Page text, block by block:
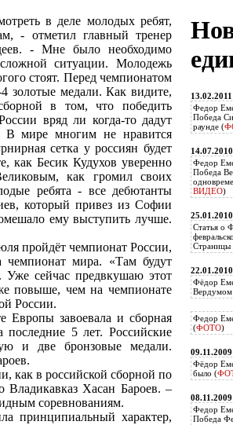
в деле молодых ребят,
- отметил главный тренер
- Мне было необходимо
ситуации. Молодежь
стоят. Перед чемпионатом
золотые медали. Как видите,
в том, что победить
вряд ли когда-то дадут
В мире многим не нравится
сетка у россиян будет
как Бесик Кудухов уверенно
как громил своих
ребята - все дебютанты
который привез из Софии
ему выступить лучше.
пройдёт чемпионат России,
мира. «Там будут
Уже сейчас предвкушаю этот
повыше, чем на чемпионате
России.
Европы завоевала и сборная
5 лет. Российские
и две бронзовые медали.
как в российской сборной по
Владикавказ Хасан Бароев. –
соревнованиям.
принципиальный характер,
13.02.2011
Федор
Победа
раунде (
14.07.2010
Федор
Победа
ВИДЕО)
25.01.2010
Статья о
Страницы
22.01.2010
Фёдор
Федор
(ФОТО)
09.11.2009
Фёдор
было (
08.11.2009
Федор
Победа